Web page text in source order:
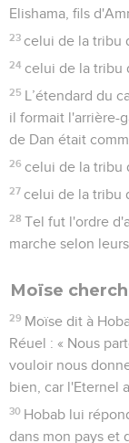
Elishama, fils
23 celui de la tribu
24 celui de la tribu
25 L’étendard du
il formait l'arrière-
de Dan était
26 celui de la tribu
27 celui de la tribu
28 Tel fut l'ordre
marche selon
Moïse
29 Moïse dit à
Réuel : « Nous
vouloir nous
bien, car l'Eternel
30 Hobab lui
dans mon pays et